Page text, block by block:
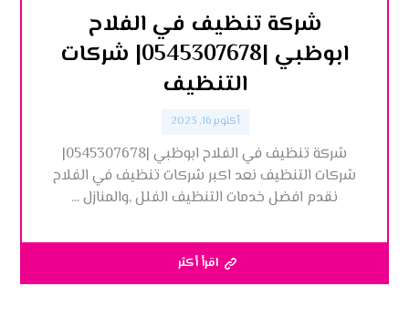
شركة تنظيف في الفلاح
ابوظبي |0545307678| شركات
التنظيف
أكتوبر 16, 2023
شركة تنظيف في الفلاح ابوظبي |0545307678|
شركات التنظيف نعد اكبر شركات تنظيف في الفلاح
نقدم افضل خدمات التنظيف الفلل ,والمنازل ...
اقرأ أكثر